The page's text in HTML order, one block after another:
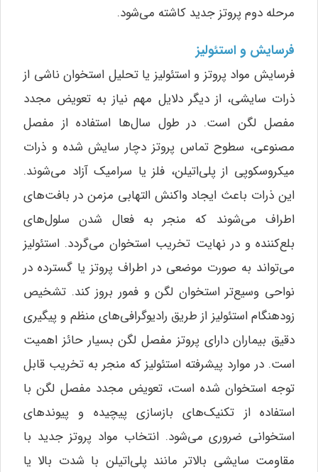
مرحله دوم پروتز جدید کاشته می‌شود.
فرسایش و استئولیز
فرسایش مواد پروتز و استئولیز یا تحلیل استخوان ناشی از
ذرات سایشی، از دیگر دلایل مهم نیاز به تعویض مجدد
مفصل لگن است. در طول سال‌ها استفاده از مفصل
مصنوعی، سطوح تماس پروتز دچار سایش شده و ذرات
میکروسکوپی از پلی‌اتیلن، فلز یا سرامیک آزاد می‌شوند.
این ذرات باعث ایجاد واکنش التهابی مزمن در بافت‌های
اطراف می‌شوند که منجر به فعال شدن سلول‌های
بلع‌کننده و در نهایت تخریب استخوان می‌گردد. استئولیز
می‌تواند به صورت موضعی در اطراف پروتز یا گسترده در
نواحی وسیع‌تر استخوان لگن و فمور بروز کند. تشخیص
زودهنگام استئولیز از طریق رادیوگرافی‌های منظم و پیگیری
دقیق بیماران دارای پروتز مفصل لگن بسیار حائز اهمیت
است. در موارد پیشرفته استئولیز که منجر به تخریب قابل
توجه استخوان شده است، تعویض مجدد مفصل لگن با
استفاده از تکنیک‌های بازسازی پیچیده و پیوندهای
استخوانی ضروری می‌شود. انتخاب مواد پروتز جدید با
مقاومت سایشی بالاتر مانند پلی‌اتیلن با شدت بالا یا